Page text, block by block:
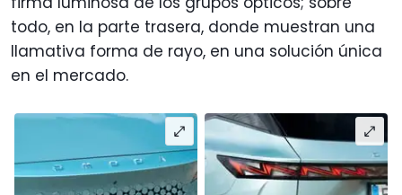
todo, en la parte trasera, donde muestran una
llamativa forma de rayo, en una solución única
en el mercado.